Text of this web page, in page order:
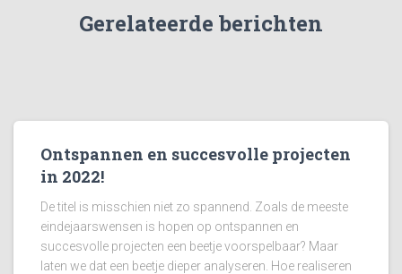
Gerelateerde berichten
Ontspannen en succesvolle projecten
in 2022!
De titel is misschien niet zo spannend. Zoals de meeste
eindejaarswensen is hopen op ontspannen en
succesvolle projecten een beetje voorspelbaar? Maar
laten we dat een beetje dieper analyseren. Hoe realiseren